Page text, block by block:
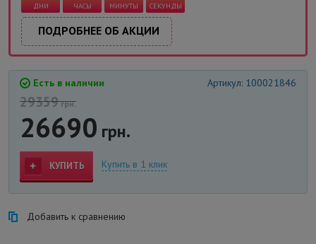
ДНИ ЧАСЫ МИНУТЫ
7
СЕКУНДЫ
ПОДРОБНЕЕ ОБ АКЦИИ
Есть в наличии Артикул: 100021846
29359грн.
26690 грн.
КУПИТЬ Купить в 1 клик
Добавить к сравнению